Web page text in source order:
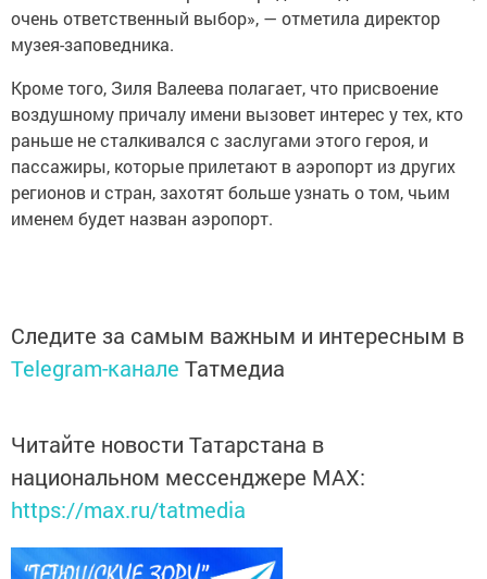
очень ответственный выбор», — отметила директор
музея-заповедника.
Кроме того, Зиля Валеева полагает, что присвоение
воздушному причалу имени вызовет интерес у тех, кто
раньше не сталкивался с заслугами этого героя, и
пассажиры, которые прилетают в аэропорт из других
регионов и стран, захотят больше узнать о том, чьим
именем будет назван аэропорт.
Следите за самым важным и интересным в
Telegram-канале Татмедиа
Читайте новости Татарстана в
национальном мессенджере MАХ:
https://max.ru/tatmedia